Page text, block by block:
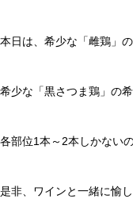
本日は、希少な「雌鶏」
希少な「黒さつま鶏」の
各部位1本～2本しかない
是非、ワインと一緒に愉